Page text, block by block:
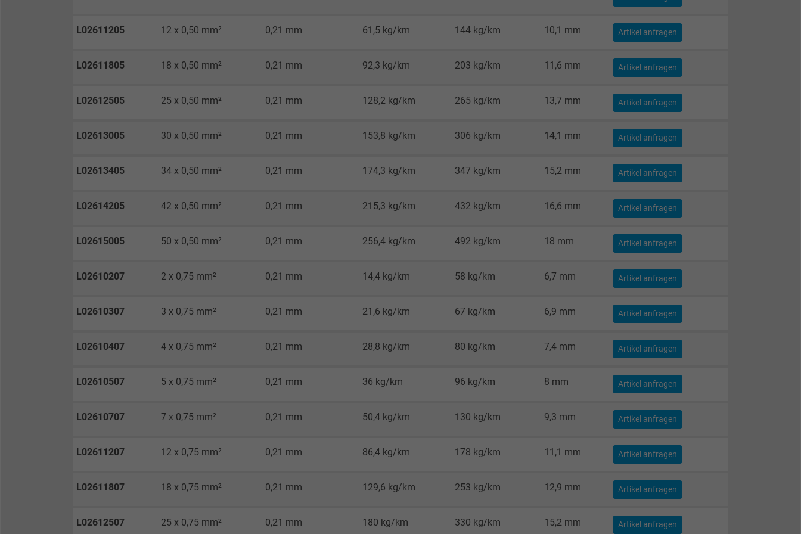
Zweck
Erzeugt statistische Daten darüber, wie der
Anbieter Google LLC
Laufzeit 1 Tag
Zweck
Erzeugt statistische Daten darüber, wie der
Laufzeit 1 Minute
Cookie von Google für Website-Analysen.
Wird verwendet, um die Aktionen eines
Werbezwecken zu registrieren und zu
L02611205 12 x 0,50 mm² 0,21 mm 61,5 kg/km 144 kg/km 10,1 mm Artikel anfragen
L02611805 18 x 0,50 mm² 0,21 mm 92,3 kg/km 203 kg/km 11,6 mm Artikel anfragen
L02612505 25 x 0,50 mm² 0,21 mm 128,2 kg/km 265 kg/km 13,7 mm Artikel anfragen
L02613005 30 x 0,50 mm² 0,21 mm 153,8 kg/km 306 kg/km 14,1 mm Artikel anfragen
L02613405 34 x 0,50 mm² 0,21 mm 174,3 kg/km 347 kg/km 15,2 mm Artikel anfragen
L02614205 42 x 0,50 mm² 0,21 mm 215,3 kg/km 432 kg/km 16,6 mm Artikel anfragen
L02615005 50 x 0,50 mm² 0,21 mm 256,4 kg/km 492 kg/km 18 mm Artikel anfragen
L02610207 2 x 0,75 mm² 0,21 mm 14,4 kg/km 58 kg/km 6,7 mm Artikel anfragen
L02610307 3 x 0,75 mm² 0,21 mm 21,6 kg/km 67 kg/km 6,9 mm Artikel anfragen
L02610407 4 x 0,75 mm² 0,21 mm 28,8 kg/km 80 kg/km 7,4 mm Artikel anfragen
L02610507 5 x 0,75 mm² 0,21 mm 36 kg/km 96 kg/km 8 mm Artikel anfragen
L02610707 7 x 0,75 mm² 0,21 mm 50,4 kg/km 130 kg/km 9,3 mm Artikel anfragen
L02611207 12 x 0,75 mm² 0,21 mm 86,4 kg/km 178 kg/km 11,1 mm Artikel anfragen
L02611807 18 x 0,75 mm² 0,21 mm 129,6 kg/km 253 kg/km 12,9 mm Artikel anfragen
L02612507 25 x 0,75 mm² 0,21 mm 180 kg/km 330 kg/km 15,2 mm Artikel anfragen